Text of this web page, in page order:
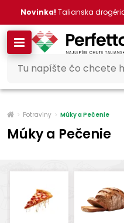
Novinka! Talianska
Potraviny Múky a Pečenie
Múky a Pečenie